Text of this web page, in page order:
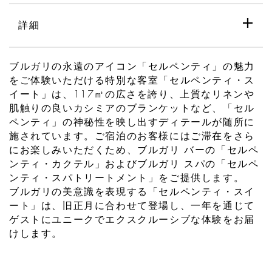
詳細
ブルガリの永遠のアイコン「セルペンティ」の魅力
をご体験いただける特別な客室「セルペンティ・ス
イート」は、117㎡の広さを誇り、上質なリネンや
肌触りの良いカシミアのブランケットなど、「セル
ペンティ」の神秘性を映し出すディテールが随所に
施されています。ご宿泊のお客様にはご滞在をさら
にお楽しみいただくため、ブルガリ バーの「セルペ
ンティ・カクテル」およびブルガリ スパの「セルペ
ンティ・スパトリートメント」をご提供します。
ブルガリの美意識を表現する「セルペンティ・スイ
ート」は、旧正月に合わせて登場し、一年を通じて
ゲストにユニークでエクスクルーシブな体験をお届
けします。